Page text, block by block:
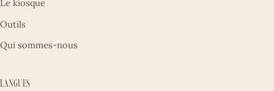
Le kiosque
Outils
Qui sommes-nous
Langues